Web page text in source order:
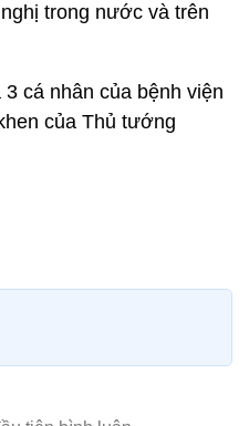
trong nước và trên
cá nhân của bệnh viện
của Thủ tướng